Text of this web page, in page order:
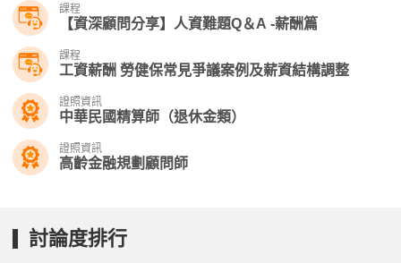
課程
【資深顧問分享】人資難題Q＆A -薪酬篇
課程
工資薪酬 勞健保常見爭議案例及薪資結構調整
證照資訊
中華民國精算師（退休金類）
證照資訊
高齡金融規劃顧問師
討論度排行